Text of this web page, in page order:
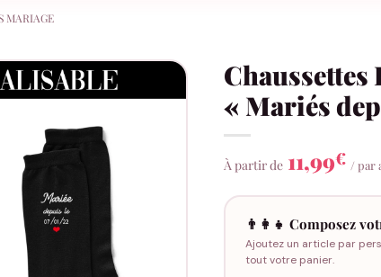
MARIAGE
Chaussettes
« Mariés
À partir de 11,99€ / par
👨‍👩‍👧 Composez
Ajoutez un article par
tout votre panier.